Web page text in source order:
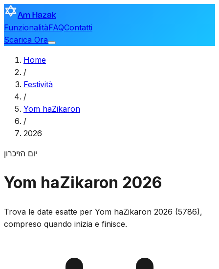
Am Hazak
FunzionalitàFAQContatti
Scarica Ora
Home
/
Festività
/
Yom haZikaron
/
2026
יום הזיכרון
Yom haZikaron 2026
Trova le date esatte per Yom haZikaron 2026 (5786),
compreso quando inizia e finisce.